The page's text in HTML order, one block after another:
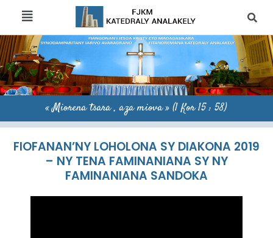
« Miorena tsara , aza miova » (1 Kor 15 : 58)
FIOFANAN’NY LOHOLONA SY DIAKONA 2019
– NY TENA FAMINANIANA SY NY
FAMINANIANA SANDOKA